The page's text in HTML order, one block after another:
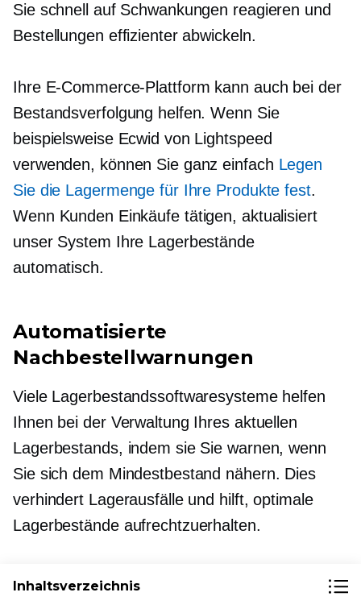
Sie schnell auf Schwankungen reagieren und
Bestellungen effizienter abwickeln.
Ihre E-Commerce-Plattform kann auch bei der
Bestandsverfolgung helfen. Wenn Sie
beispielsweise Ecwid von Lightspeed
verwenden, können Sie ganz einfach Legen
Sie die Lagermenge für Ihre Produkte fest.
Wenn Kunden Einkäufe tätigen, aktualisiert
unser System Ihre Lagerbestände
automatisch.
Automatisierte
Nachbestellwarnungen
Viele Lagerbestandssoftwaresysteme helfen
Ihnen bei der Verwaltung Ihres aktuellen
Lagerbestands, indem sie Sie warnen, wenn
Sie sich dem Mindestbestand nähern. Dies
verhindert Lagerausfälle und hilft, optimale
Lagerbestände aufrechtzuerhalten.
Wenn Sie beispielsweise Ecwid von Lightspeed
Inhaltsverzeichnis